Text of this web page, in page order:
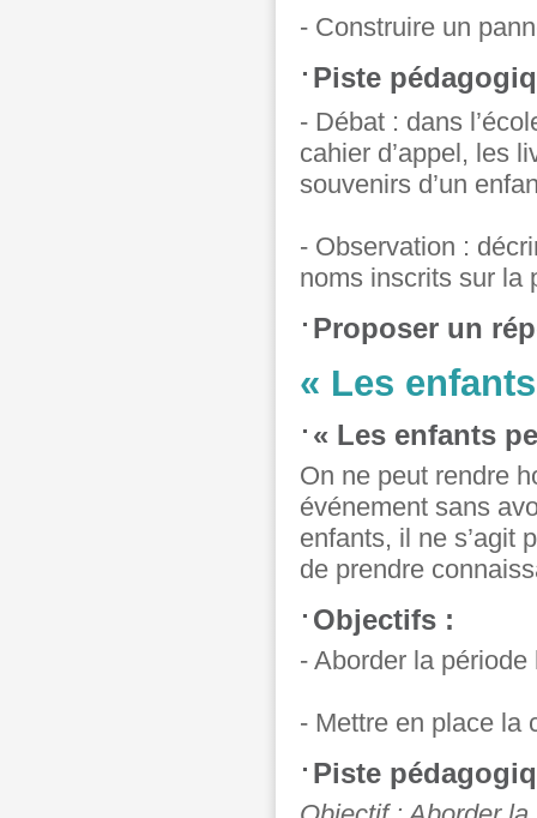
- Construire un
Piste
- Débat : dans
cahier d’appel, les
souvenirs d’un
- Observation :
noms inscrits sur la
Proposer un
« Les
« Les enfants
On ne peut rendre
événement sans
enfants, il ne s’agit
de prendre
Objectifs :
- Aborder la période
- Mettre en place la
Piste